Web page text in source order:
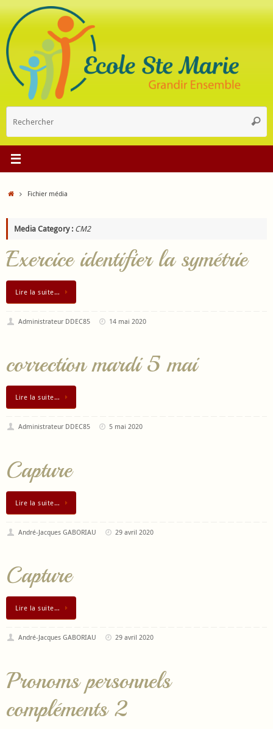
contenu
:
AccueilFichier média
Media Category : CM2
Exercice identifier la symétrie
Lire la suite…
Administrateur DDEC85 14 mai 2020
correction mardi 5 mai
Lire la suite…
Administrateur DDEC85 5 mai 2020
Capture
Lire la suite…
André-Jacques GABORIAU 29 avril 2020
Capture
Lire la suite…
André-Jacques GABORIAU 29 avril 2020
Pronoms personnels
compléments 2